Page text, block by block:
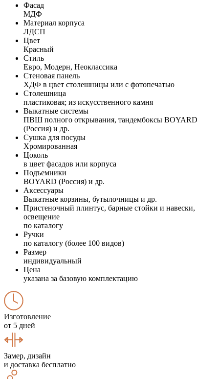
Фасад
МДФ
Материал корпуса
ЛДСП
Цвет
Красный
Стиль
Евро, Модерн, Неоклассика
Стеновая панель
ХДФ в цвет столешницы или с фотопечатью
Столешница
пластиковая; из искусственного камня
Выкатные системы
ПВШ полного открывания, тандембоксы BOYARD
(Россия) и др.
Сушка для посуды
Хромированная
Цоколь
в цвет фасадов или корпуса
Подъемники
BOYARD (Россия) и др.
Аксессуары
Выкатные корзины, бутылочницы и др.
Пристеночный плинтус, барные стойки и навески,
освещение
по каталогу
Ручки
по каталогу (более 100 видов)
Размер
индивидуальный
Цена
указана за базовую комплектацию
Изготовление
от 5 дней
Замер, дизайн
и доставка бесплатно